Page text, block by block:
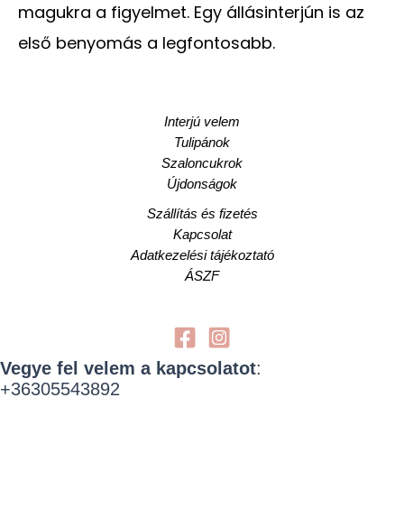
magukra a figyelmet. Egy állásinterjún is az
első benyomás a legfontosabb.
Interjú velem
Tulipánok
Szaloncukrok
Újdonságok
Szállítás és fizetés
Kapcsolat
Adatkezelési tájékoztató
ÁSZF
Vegye fel velem a kapcsolatot:
+36305543892